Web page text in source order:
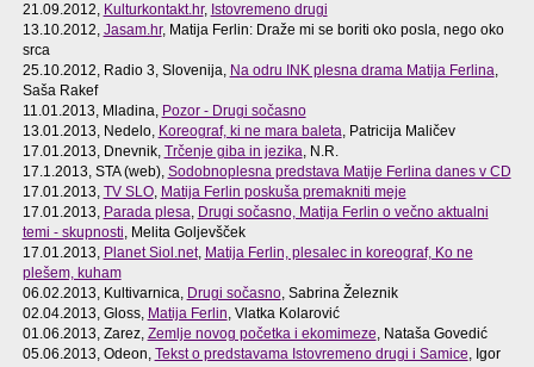
21.09.2012, Kulturkontakt.hr, Istovremeno drugi
13.10.2012, Jasam.hr, Matija Ferlin: Draže mi se boriti oko posla, nego oko
srca
25.10.2012, Radio 3, Slovenija, Na odru INK plesna drama Matija Ferlina,
Saša Rakef
11.01.2013, Mladina, Pozor - Drugi sočasno
13.01.2013, Nedelo, Koreograf, ki ne mara baleta, Patricija Maličev
17.01.2013, Dnevnik, Trčenje giba in jezika, N.R.
17.1.2013, STA (web), Sodobnoplesna predstava Matije Ferlina danes v CD
17.01.2013, TV SLO, Matija Ferlin poskuša premakniti meje
17.01.2013, Parada plesa, Drugi sočasno, Matija Ferlin o večno aktualni
temi - skupnosti, Melita Goljevšček
17.01.2013, Planet Siol.net, Matija Ferlin, plesalec in koreograf, Ko ne
plešem, kuham
06.02.2013, Kultivarnica, Drugi sočasno, Sabrina Železnik
02.04.2013, Gloss, Matija Ferlin, Vlatka Kolarović
01.06.2013, Zarez, Zemlje novog početka i ekomimeze, Nataša Govedić
05.06.2013, Odeon, Tekst o predstavama Istovremeno drugi i Samice, Igor